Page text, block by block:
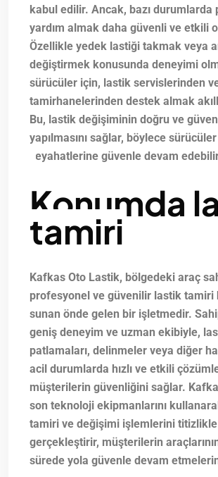
kabul edilir. Ancak, bazı durumlarda
yardım almak daha güvenli ve etkili
Özellikle yedek lastiği takmak veya
değiştirmek konusunda deneyimi
sürücüler için, lastik servislerinden
tamirhanelerinden destek almak
Bu, lastik değişiminin doğru ve
yapılmasını sağlar, böylece sürücüler
seyahatlerine güvenle devam
Konumda
tamiri
Kafkas Oto Lastik, bölgedeki araç
profesyonel ve güvenilir lastik tamiri
sunan önde gelen bir işletmedir.
geniş deneyim ve uzman ekibiyle,
patlamaları, delinmeler veya diğer
acil durumlarda hızlı ve etkili
müşterilerin güvenliğini sağlar.
son teknoloji ekipmanlarını
tamiri ve değişimi işlemlerini titizlikle
gerçekleştirir, müşterilerin
sürede yola güvenle devam